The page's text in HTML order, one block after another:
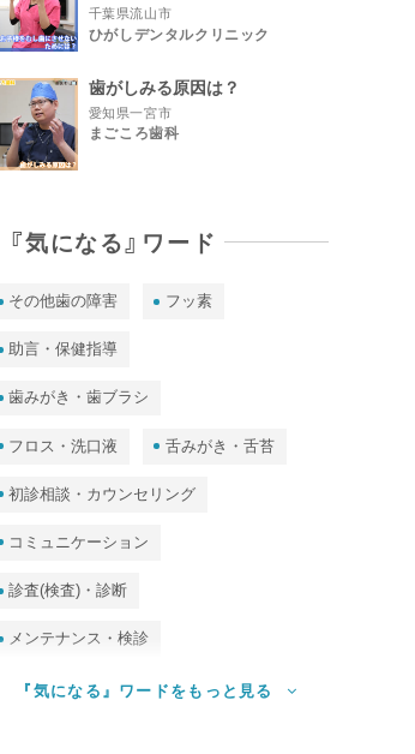
千葉県流山市
ひがしデンタルクリニック
歯がしみる原因は？
愛知県一宮市
まごころ歯科
『気になる』ワード
その他歯の障害 フッ素
助言・保健指導
歯みがき・歯ブラシ
フロス・洗口液 舌みがき・舌苔
初診相談・カウンセリング
コミュニケーション
診査(検査)・診断
メンテナンス・検診
予防処置（クリーニング・PMTC）
『気になる』ワードをもっと見る